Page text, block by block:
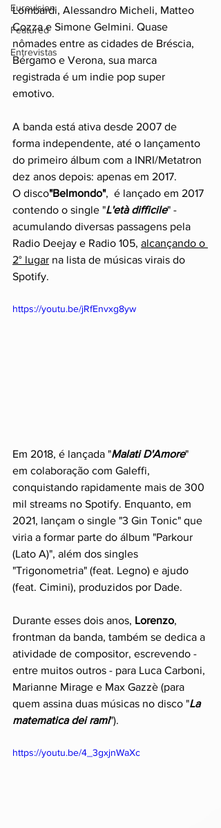
Eurovision
Featured
Entrevistas
Lombardi, Alessandro Micheli, Matteo
Cozza e Simone Gelmini. Quase
nômades entre as cidades de Bréscia,
Bérgamo e Verona, sua marca
registrada é um indie pop super
emotivo.
A banda está ativa desde 2007 de
forma independente, até o lançamento
do primeiro álbum com a INRI/Metatron
dez anos depois: apenas em 2017.
O disco"Belmondo",  é lançado em 2017
contendo o single "L'età difficile" -
acumulando diversas passagens pela
Radio Deejay e Radio 105, alcançando o
2° lugar na lista de músicas virais do
Spotify.
https://youtu.be/jRfEnvxg8yw
Em 2018, é lançada "Malati D'Amore"
em colaboração com Galeffi,
conquistando rapidamente mais de 300
mil streams no Spotify. Enquanto, em
2021, lançam o single "3 Gin Tonic" que
viria a formar parte do álbum "Parkour
(Lato A)", além dos singles
"Trigonometria" (feat. Legno) e ajudo
(feat. Cimini), produzidos por Dade.
Durante esses dois anos, Lorenzo,
frontman da banda, também se dedica a
atividade de compositor, escrevendo -
entre muitos outros - para Luca Carboni,
Marianne Mirage e Max Gazzè (para
quem assina duas músicas no disco "La
matematica dei rami").
https://youtu.be/4_3gxjnWaXc